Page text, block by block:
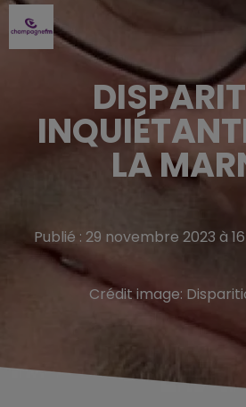
LA
Publié : 29 novembre 2023 à
Crédit image: